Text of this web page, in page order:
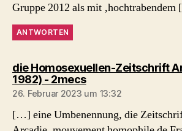
Gruppe 2012 als mit
ANTWORTEN
die Homosexuellen-Zeitschrift
1982) - 2mecssagt:
26. Februar 2023 um 13:32
[…] eine Umbenennung, die